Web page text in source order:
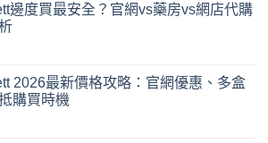
邊度買最安全？官網vs藥房vs網店代購
2026最新價格攻略：官網優惠、多盒
購買時機